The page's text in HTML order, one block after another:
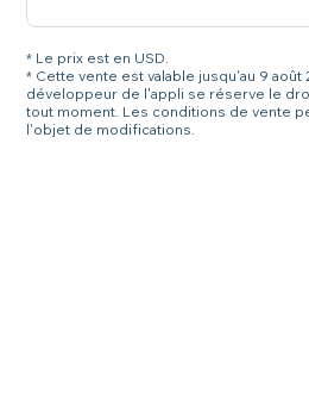
* Le prix est en USD.
* Cette vente est valable jusqu'au 9 août
développeur de l'appli se réserve le
tout moment. Les conditions de vente
l'objet de modifications.